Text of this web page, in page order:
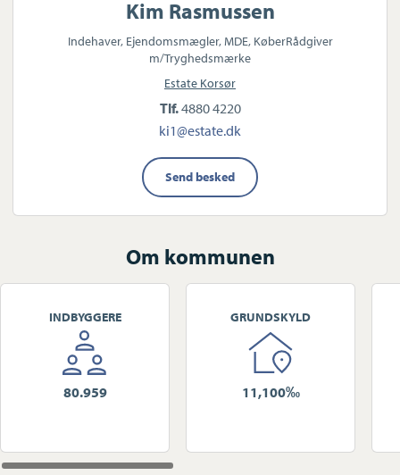
Kim Rasmussen
Indehaver, Ejendomsmægler, MDE, KøberRådgiver
m/Tryghedsmærke
Estate Korsør
Tlf.4880 4220
ki1@estate.dk
Send besked
Om kommunen
INDBYGGERE
80.959
GRUNDSKYLD
11,100‰